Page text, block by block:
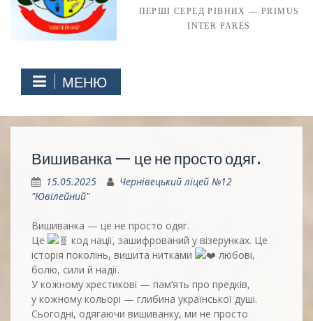
ПЕРШІ СЕРЕД РІВНИХ — PRIMUS
INTER PARES
МЕНЮ
Вишиванка — це не просто одяг.
15.05.2025
Чернівецький ліцей №12
"Ювілейний"
Вишиванка — це не просто одяг.
Це
код нації, зашифрований у візерунках. Це
історія поколінь, вишита нитками
любові,
болю, сили й надії.
У кожному хрестикові — пам’ять про предків,
у кожному кольорі — глибина української душі.
Сьогодні, одягаючи вишиванку, ми не просто